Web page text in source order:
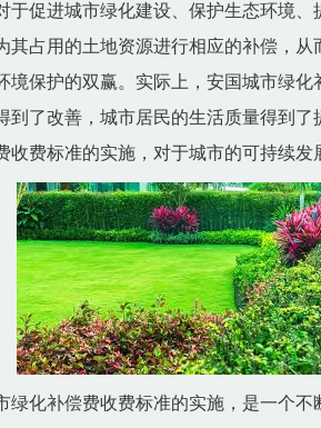
促进城市绿化建设、保护生态环境
占用的土地资源进行相应的补偿，
保护的双赢。实际上，安国城市绿
了改善，城市居民的生活质量得到
费标准的实施，对于城市的可持续发
化补偿费收费标准的实施，是一个